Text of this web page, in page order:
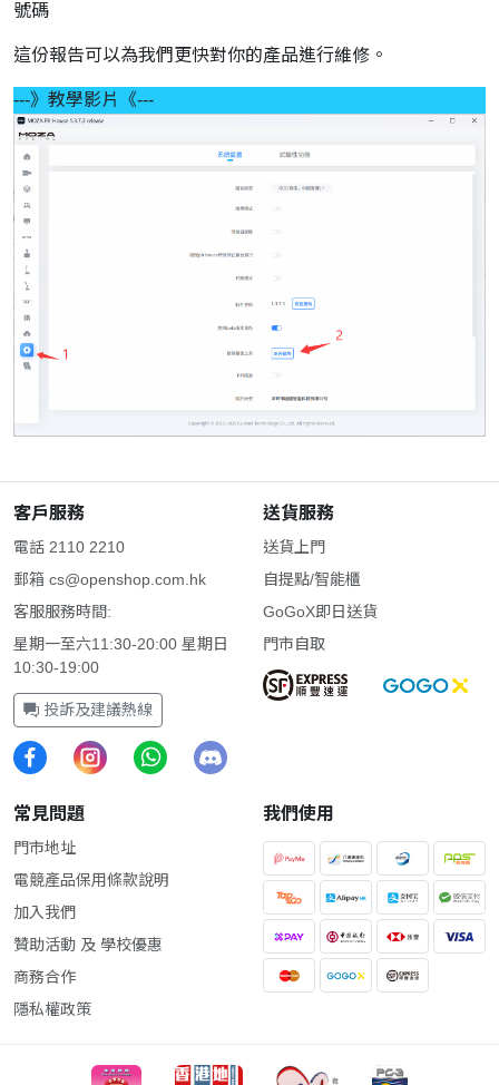
號碼
這份報告可以為我們更快對你的產品進行維修。
---》教學影片《---
客戶服務
電話 2110 2210
郵箱 cs@openshop.com.hk
客服服務時間:
星期一至六11:30-20:00 星期日
10:30-19:00
投訴及建議熱線
送貨服務
送貨上門
自提點/智能櫃
GoGoX即日送貨
門市自取
常見問題
門市地址
電競產品保用條款說明
加入我們
贊助活動 及 學校優惠
商務合作
隱私權政策
我們使用